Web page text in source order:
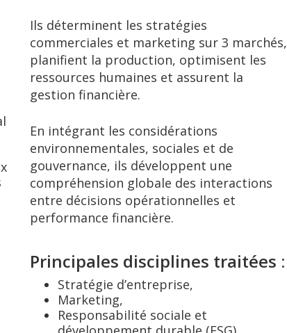
Ils déterminent les stratégies
commerciales et marketing sur 3 marchés,
planifient la production, optimisent les
ressources humaines et assurent la
gestion financière.
En intégrant les considérations
environnementales, sociales et de
gouvernance, ils développent une
compréhension globale des interactions
entre décisions opérationnelles et
performance financière.
Principales disciplines traitées :
Stratégie d’entreprise,
Marketing,
Responsabilité sociale et